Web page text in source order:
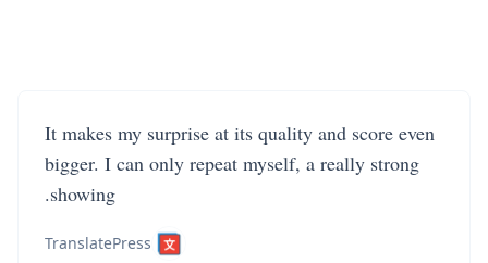
It makes my surprise at its quality and score even
bigger. I can only repeat myself, a really strong
showing.
TranslatePress